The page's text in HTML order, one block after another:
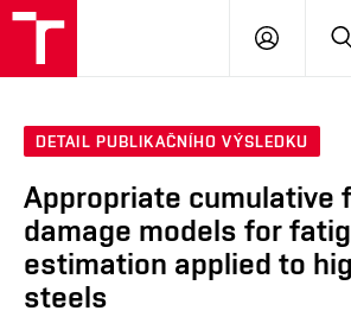
DETAIL PUBLIKAČNÍHO VÝSLEDKU
Appropriate cumulative
damage models for
estimation applied to
steels